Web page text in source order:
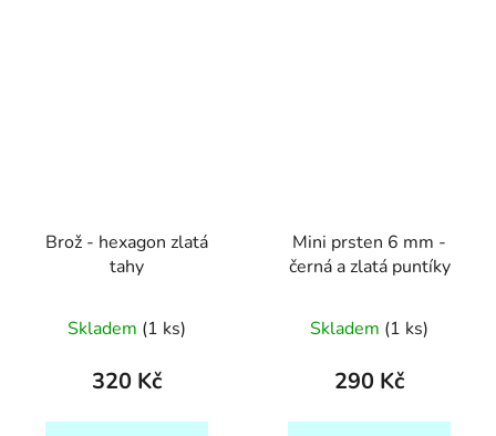
Brož - hexagon zlatá
tahy
Skladem (1 ks)
320 Kč
Mini prsten 6 mm -
černá a zlatá puntíky
Skladem (1 ks)
290 Kč